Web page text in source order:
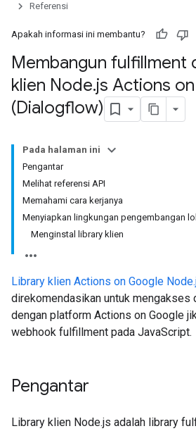
Referensi
Apakah informasi ini membantu?
Membangun fulfillment
klien Node.js Actions
(Dialogflow)
Pada halaman ini
Pengantar
Melihat referensi API
Memahami cara kerjanya
Menyiapkan lingkungan pengembangan
Menginstal library klien
Library klien Actions on Google
direkomendasikan untuk mengakses
dengan platform Actions on Google
webhook fulfillment pada JavaScript.
Pengantar
Library klien Node.js adalah library